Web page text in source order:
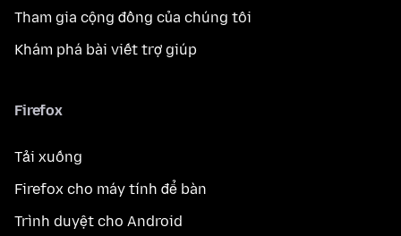
Tham gia cộng đồng của chúng tôi
Khám phá bài viết trợ giúp
Firefox
Tải xuống
Firefox cho máy tính để bàn
Trình duyệt cho Android